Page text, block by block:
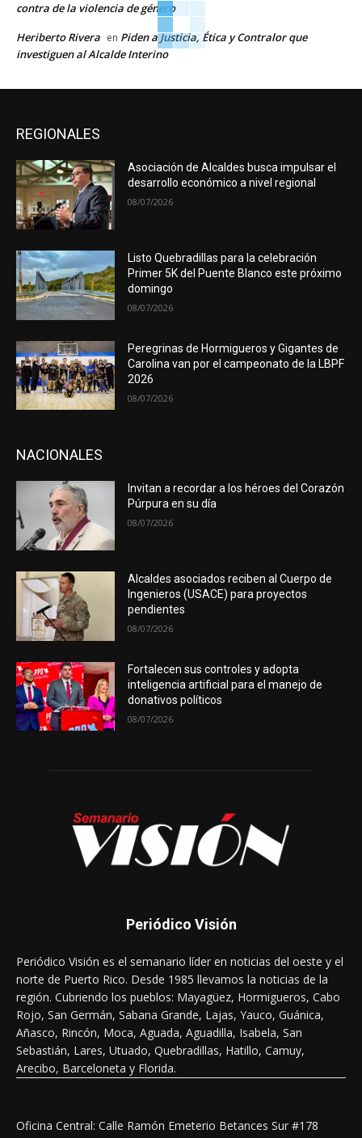
contra de la violencia de género
Heriberto Rivera en Piden a Justicia, Ética y Contralor que
investiguen al Alcalde Interino
REGIONALES
Asociación de Alcaldes busca impulsar el
desarrollo económico a nivel regional
08/07/2026
Listo Quebradillas para la celebración
Primer 5K del Puente Blanco este próximo
domingo
08/07/2026
Peregrinas de Hormigueros y Gigantes de
Carolina van por el campeonato de la LBPF
2026
08/07/2026
NACIONALES
Invitan a recordar a los héroes del Corazón
Púrpura en su día
08/07/2026
Alcaldes asociados reciben al Cuerpo de
Ingenieros (USACE) para proyectos
pendientes
08/07/2026
Fortalecen sus controles y adopta
inteligencia artificial para el manejo de
donativos políticos
08/07/2026
Periódico Visión
Periódico Visión es el semanario líder en noticias del oeste y el
norte de Puerto Rico. Desde 1985 llevamos la noticias de la
región. Cubriendo los pueblos: Mayagüez, Hormigueros, Cabo
Rojo, San Germán, Sabana Grande, Lajas, Yauco, Guánica,
Añasco, Rincón, Moca, Aguada, Aguadilla, Isabela, San
Sebastián, Lares, Utuado, Quebradillas, Hatillo, Camuy,
Arecibo, Barceloneta y Florida.
Oficina Central: Calle Ramón Emeterio Betances Sur #178